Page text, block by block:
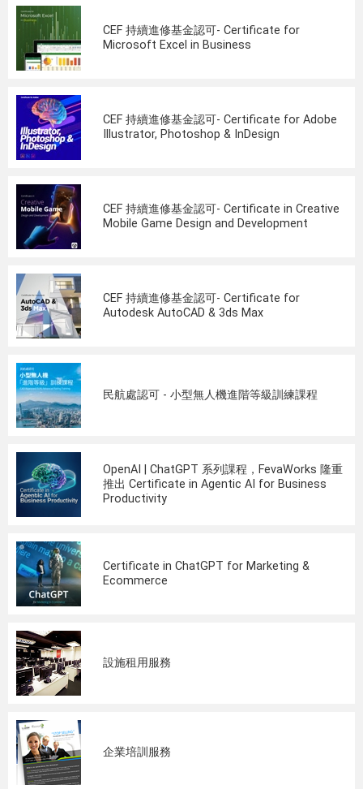
CEF 持續進修基金認可- Certificate for
Microsoft Excel in Business
CEF 持續進修基金認可- Certificate for Adobe
Illustrator, Photoshop & InDesign
CEF 持續進修基金認可- Certificate in Creative
Mobile Game Design and Development
CEF 持續進修基金認可- Certificate for
Autodesk AutoCAD & 3ds Max
民航處認可 - 小型無人機進階等級訓練課程
OpenAI | ChatGPT 系列課程，FevaWorks 隆重
推出 Certificate in Agentic AI for Business
Productivity
Certificate in ChatGPT for Marketing &
Ecommerce
設施租用服務
企業培訓服務